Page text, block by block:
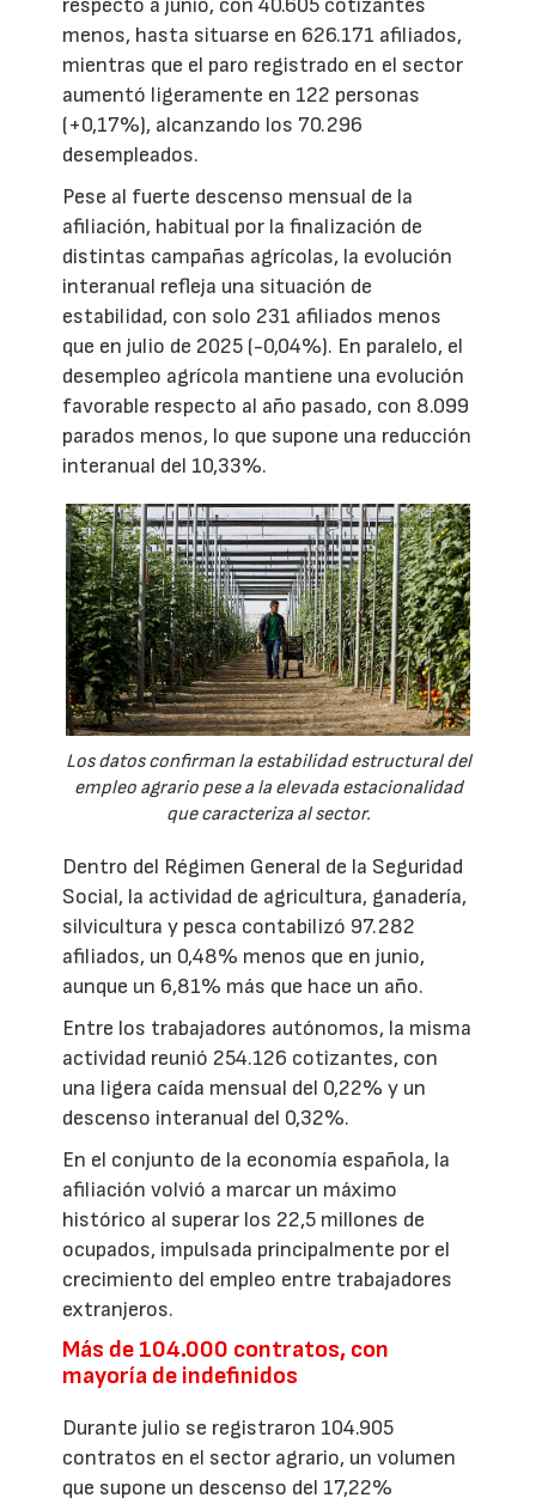
respecto a junio, con 40.605 cotizantes
menos, hasta situarse en 626.171 afiliados,
mientras que el paro registrado en el sector
aumentó ligeramente en 122 personas
(+0,17%), alcanzando los 70.296
desempleados.
Pese al fuerte descenso mensual de la
afiliación, habitual por la finalización de
distintas campañas agrícolas, la evolución
interanual refleja una situación de
estabilidad, con solo 231 afiliados menos
que en julio de 2025 (-0,04%). En paralelo, el
desempleo agrícola mantiene una evolución
favorable respecto al año pasado, con 8.099
parados menos, lo que supone una reducción
interanual del 10,33%.
Los datos confirman la estabilidad estructural del
empleo agrario pese a la elevada estacionalidad
que caracteriza al sector.
Dentro del Régimen General de la Seguridad
Social, la actividad de agricultura, ganadería,
silvicultura y pesca contabilizó 97.282
afiliados, un 0,48% menos que en junio,
aunque un 6,81% más que hace un año.
Entre los trabajadores autónomos, la misma
actividad reunió 254.126 cotizantes, con
una ligera caída mensual del 0,22% y un
descenso interanual del 0,32%.
En el conjunto de la economía española, la
afiliación volvió a marcar un máximo
histórico al superar los 22,5 millones de
ocupados, impulsada principalmente por el
crecimiento del empleo entre trabajadores
extranjeros.
Más de 104.000 contratos, con
mayoría de indefinidos
Durante julio se registraron 104.905
contratos en el sector agrario, un volumen
que supone un descenso del 17,22%